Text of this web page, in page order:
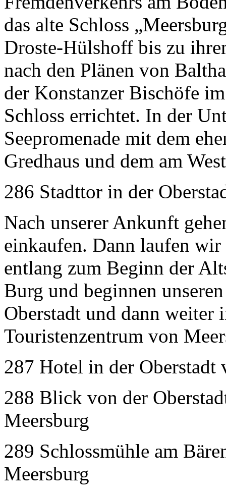
das alte Schloss
Droste-Hülshoff bis zu
nach den Plänen von
der Konstanzer Bischöfe
Schloss errichtet. In der
Seepromenade mit dem
Gredhaus und dem am
286 Stadttor in der
Nach unserer Ankunft
einkaufen. Dann laufen
entlang zum Beginn der
Burg und beginnen
Oberstadt und dann weiter
Touristenzentrum von
287 Hotel in der Oberstadt
288 Blick von der
Meersburg
289 Schlossmühle am
Meersburg